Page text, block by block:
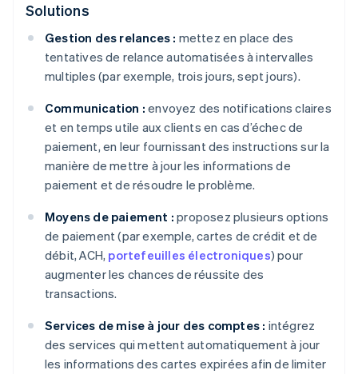
Solutions
Gestion des relances : mettez en place des
tentatives de relance automatisées à intervalles
multiples (par exemple, trois jours, sept jours).
Communication : envoyez des notifications claires
et en temps utile aux clients en cas d’échec de
paiement, en leur fournissant des instructions sur la
manière de mettre à jour les informations de
paiement et de résoudre le problème.
Moyens de paiement : proposez plusieurs options
de paiement (par exemple, cartes de crédit et de
débit, ACH, portefeuilles électroniques) pour
augmenter les chances de réussite des
transactions.
Services de mise à jour des comptes : intégrez
des services qui mettent automatiquement à jour
les informations des cartes expirées afin de limiter